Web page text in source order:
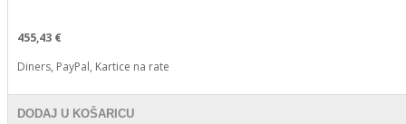
455,43 €
Diners, PayPal, Kartice na rate
DODAJ U KOŠARICU